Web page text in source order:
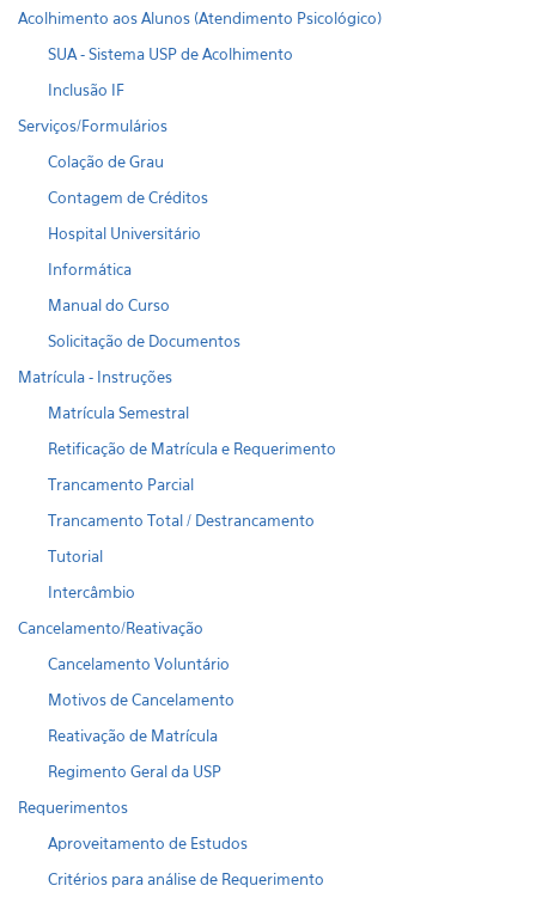
Acolhimento aos Alunos (Atendimento Psicológico)
SUA - Sistema USP de Acolhimento
Inclusão IF
Serviços/Formulários
Colação de Grau
Contagem de Créditos
Hospital Universitário
Informática
Manual do Curso
Solicitação de Documentos
Matrícula - Instruções
Matrícula Semestral
Retificação de Matrícula e Requerimento
Trancamento Parcial
Trancamento Total / Destrancamento
Tutorial
Intercâmbio
Cancelamento/Reativação
Cancelamento Voluntário
Motivos de Cancelamento
Reativação de Matrícula
Regimento Geral da USP
Requerimentos
Aproveitamento de Estudos
Critérios para análise de Requerimento